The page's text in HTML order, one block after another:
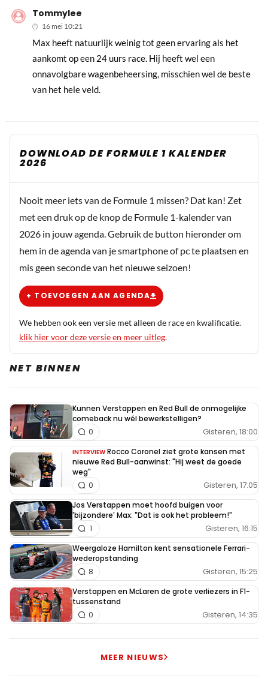
Tommylee
16 mei 10:21
Max heeft natuurlijk weinig tot geen ervaring als het
aankomt op een 24 uurs race. Hij heeft wel een
onnavolgbare wagenbeheersing, misschien wel de beste
van het hele veld.
DOWNLOAD DE FORMULE 1 KALENDER
2026
Nooit meer iets van de Formule 1 missen? Dat kan! Zet
met een druk op de knop de Formule 1-kalender van
2026 in jouw agenda. Gebruik de button hieronder om
hem in de agenda van je smartphone of pc te plaatsen en
mis geen seconde van het nieuwe seizoen!
+ TOEVOEGEN AAN AGENDA
We hebben ook een versie met alleen de race en kwalificatie.
klik hier voor deze versie en meer uitleg.
NET BINNEN
Kunnen Verstappen en Red Bull de onmogelijke
comeback nu wél bewerkstelligen?
Gisteren, 18:00
0
INTERVIEW Rocco Coronel ziet grote kansen met
nieuwe Red Bull-aanwinst: "Hij weet de goede
weg"
Gisteren, 17:05
0
Jos Verstappen moet hoofd buigen voor
'bijzondere' Max: "Dat is ook het probleem!"
Gisteren, 16:15
1
Weergaloze Hamilton kent sensationele Ferrari-
wederopstanding
Gisteren, 15:25
8
Verstappen en McLaren de grote verliezers in F1-
tussenstand
Gisteren, 14:35
0
MEER NIEUWS